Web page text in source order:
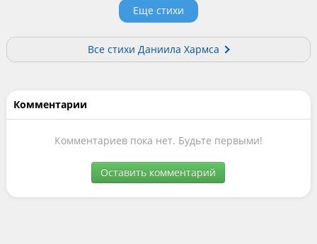
Еще стихи
Все стихи Даниила Хармса
Комментарии
Комментариев пока нет. Будьте первыми!
Оставить комментарий